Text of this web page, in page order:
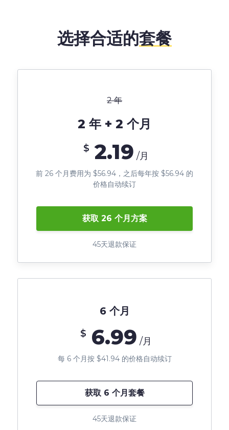
选择合适的套餐
2 年
2 年 + 2 个月
$ 2.19 /月
前 26 个月费用为 $56.94，之后每年按 $56.94 的
价格自动续订
获取 26 个月方案
45天退款保证
6 个月
$ 6.99 /月
每 6 个月按 $41.94 的价格自动续订
获取 6 个月套餐
45天退款保证